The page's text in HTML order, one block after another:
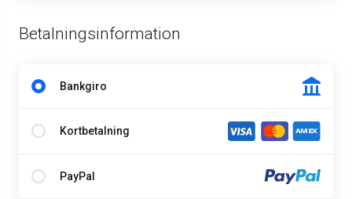
Betalningsinformation
Bankgiro
Kortbetalning
PayPal